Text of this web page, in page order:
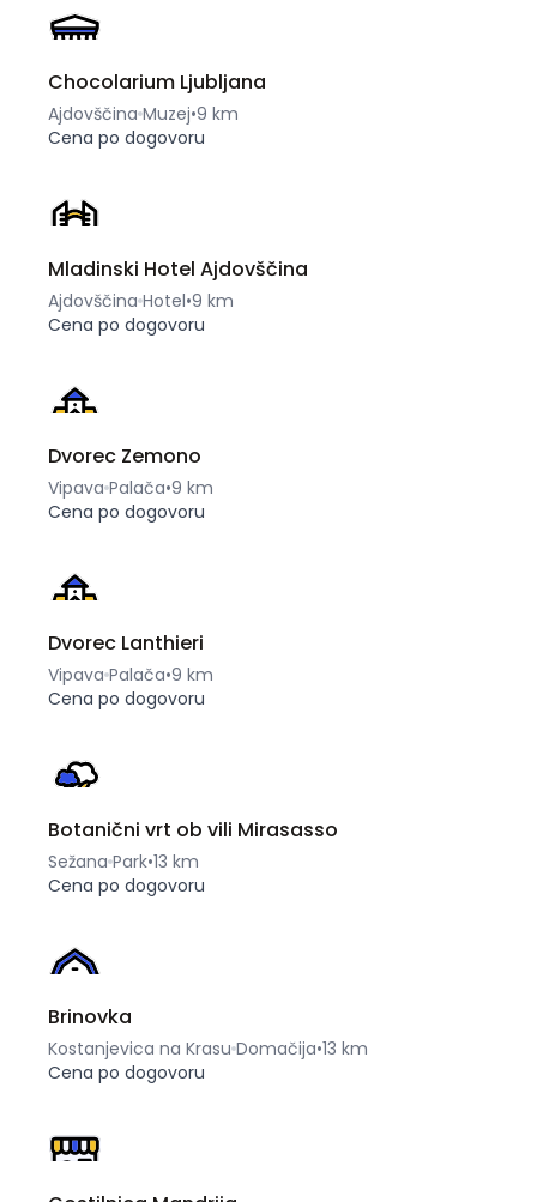
Chocolarium Ljubljana
Ajdovščina Muzej•9 km
Cena po dogovoru
Mladinski Hotel Ajdovščina
Ajdovščina Hotel•9 km
Cena po dogovoru
Dvorec Zemono
Vipava Palača•9 km
Cena po dogovoru
Dvorec Lanthieri
Vipava Palača•9 km
Cena po dogovoru
Botanični vrt ob vili Mirasasso
Sežana Park•13 km
Cena po dogovoru
Brinovka
Kostanjevica na Krasu Domačija•13 km
Cena po dogovoru